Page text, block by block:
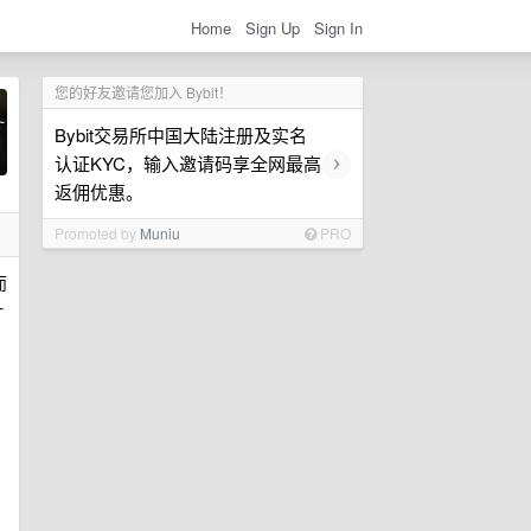
Home Sign Up Sign In
您的好友邀请您加入 Bybit！
Bybit交易所中国大陆注册及实名
认证KYC，输入邀请码享全网最高
返佣优惠。
›
Promoted by Muniu PRO